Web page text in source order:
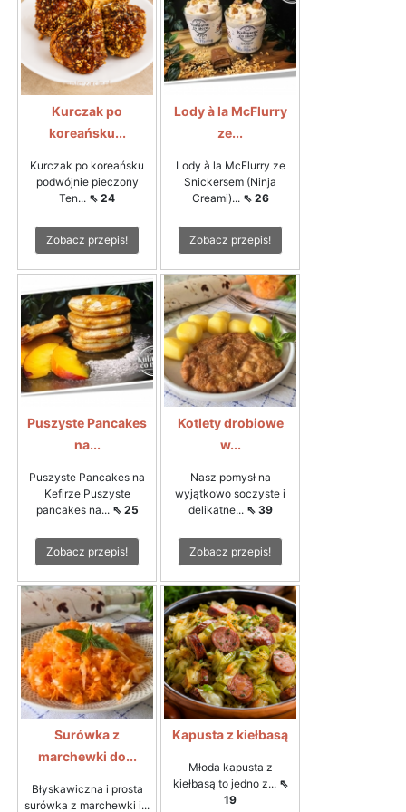
Kurczak po
koreańsku...
Kurczak po koreańsku
podwójnie pieczony
Ten... ⇖ 24
Zobacz przepis!
Lody à la McFlurry
ze...
Lody à la McFlurry ze
Snickersem (Ninja
Creami)... ⇖ 26
Zobacz przepis!
Puszyste Pancakes
na...
Puszyste Pancakes na
Kefirze Puszyste
pancakes na... ⇖ 25
Zobacz przepis!
Kotlety drobiowe
w...
Nasz pomysł na
wyjątkowo soczyste i
delikatne... ⇖ 39
Zobacz przepis!
Surówka z
marchewki do...
Błyskawiczna i prosta
surówka z marchewki i...
Kapusta z kiełbasą
Młoda kapusta z
kiełbasą to jedno z... ⇖
19